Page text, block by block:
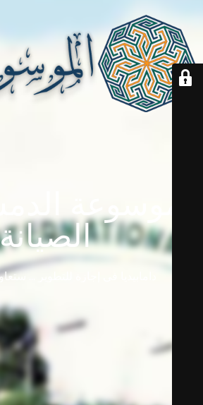
دامابيديا في إجازة للتطوير ...